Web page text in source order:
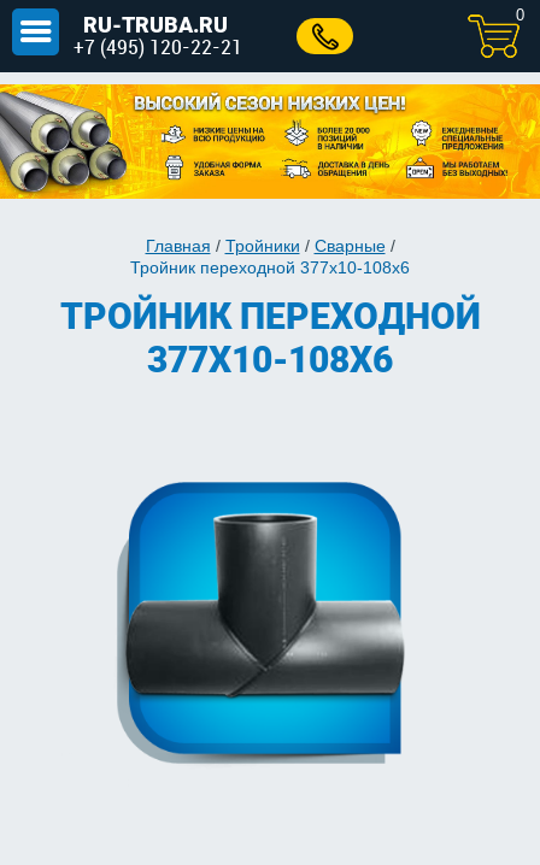
RU-TRUBA.RU
+7 (495) 120-22-21
0
Главная / Тройники / Сварные/
Тройник переходной 377х10-108х6
ТРОЙНИК ПЕРЕХОДНОЙ
377Х10-108Х6